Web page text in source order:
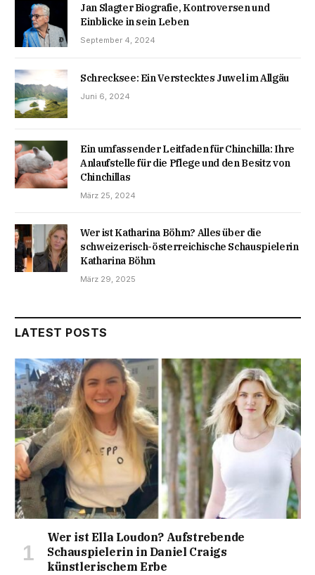
Jan Slagter Biografie, Kontroversen und
Einblicke in sein Leben
September 4, 2024
Schrecksee: Ein Verstecktes Juwel im Allgäu
Juni 6, 2024
Ein umfassender Leitfaden für Chinchilla: Ihre
Anlaufstelle für die Pflege und den Besitz von
Chinchillas
März 25, 2024
Wer ist Katharina Böhm? Alles über die
schweizerisch-österreichische Schauspielerin
Katharina Böhm
März 29, 2025
LATEST POSTS
Wer ist Ella Loudon? Aufstrebende
Schauspielerin in Daniel Craigs
künstlerischem Erbe